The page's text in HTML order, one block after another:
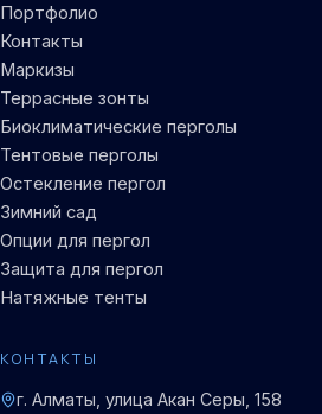
Портфолио
Контакты
Маркизы
Террасные зонты
Биоклиматические перголы
Тентовые перголы
Остекление пергол
Зимний сад
Опции для пергол
Защита для пергол
Натяжные тенты
КОНТАКТЫ
г. Алматы, улица Акан Серы, 158